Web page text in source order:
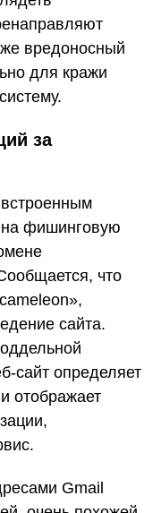
вредоносный
для кражи
за
фишинговую
что
сайта.
сайт определяет
отображает
Gmail